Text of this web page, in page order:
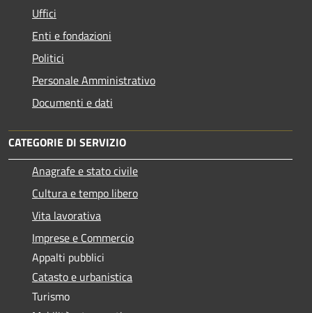
Uffici
Enti e fondazioni
Politici
Personale Amministrativo
Documenti e dati
CATEGORIE DI SERVIZIO
Anagrafe e stato civile
Cultura e tempo libero
Vita lavorativa
Imprese e Commercio
Appalti pubblici
Catasto e urbanistica
Turismo